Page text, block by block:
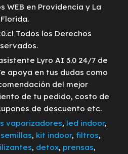
WEB en Providencia y La
Florida.
Todos los Derechos
Lyro AI 3.0 24/7 de
apoya en tus dudas como
del mejor
de tu pedido, costo de
de descuento etc.
vaporizadores, led indoor,
semillas, kit indoor, filtros,
, detox, prensas,